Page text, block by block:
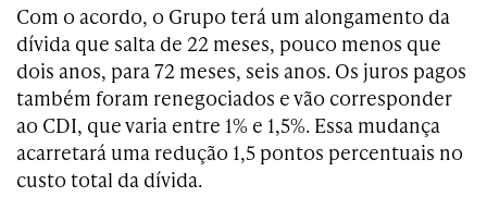
Com o acordo, o Grupo terá um alongamento da
dívida que salta de 22 meses, pouco menos que
dois anos, para 72 meses, seis anos. Os juros pagos
também foram renegociados e vão corresponder
ao CDI, que varia entre 1% e 1,5%. Essa mudança
acarretará uma redução 1,5 pontos percentuais no
custo total da dívida.